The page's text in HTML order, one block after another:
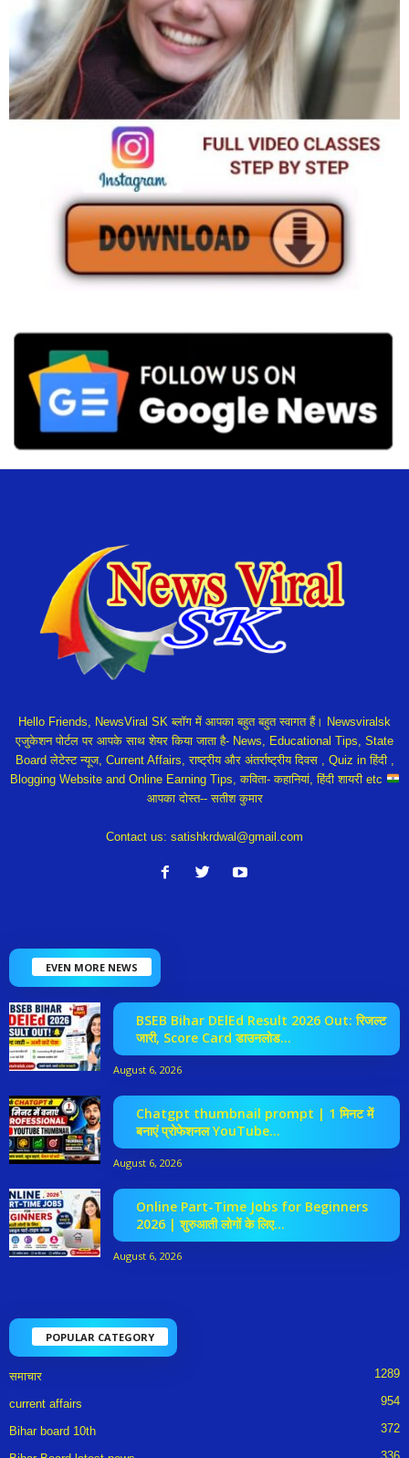
Hello Friends, NewsViral SK ब्लॉग में आपका बहुत बहुत स्वागत हैं। Newsviralsk
एजुकेशन पोर्टल पर आपके साथ शेयर किया जाता है- News, Educational Tips, State
Board लेटेस्ट न्यूज, Current Affairs, राष्ट्रीय और अंतर्राष्ट्रीय दिवस , Quiz in हिंदी ,
Blogging Website and Online Earning Tips, कविता- कहानियां, हिंदी शायरी etc
आपका दोस्त-- सतीश कुमार
Contact us: satishkrdwal@gmail.com
EVEN MORE NEWS
BSEB Bihar DElEd Result 2026 Out: रिजल्ट
जारी, Score Card डाउनलोड...
August 6, 2026
Chatgpt thumbnail prompt | 1 मिनट में
बनाएं प्रोफेशनल YouTube...
August 6, 2026
Online Part-Time Jobs for Beginners
2026 | शुरुआती लोगों के लिए...
August 6, 2026
POPULAR CATEGORY
समाचार 1289
current affairs 954
Bihar board 10th 372